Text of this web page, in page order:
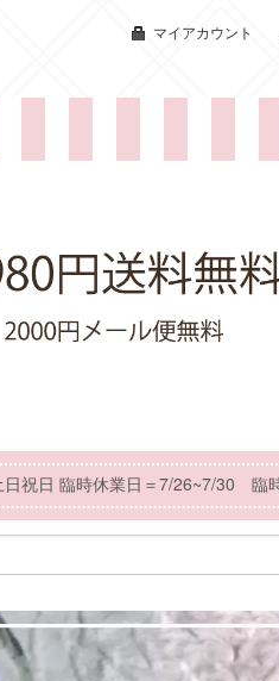
マイアカウント